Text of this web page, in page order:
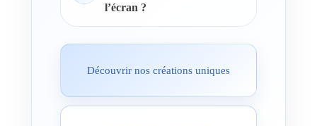
l’écran ?
Découvrir nos créations uniques